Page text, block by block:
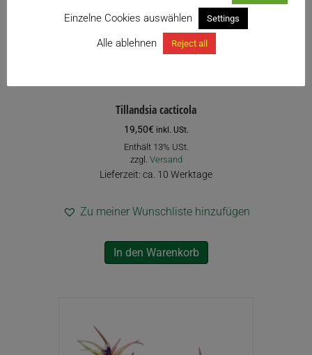
Tillandsia cacticola
19,50€ inkl. USt.
Enthält 13% USt.
zzgl. Versand
Lieferzeit: ca. 10 Werktage
Zu meiner Wunschliste hinzufügen
In den Warenkorb
Einzelne Cookies auswählen Settings
Alle ablehnen Reject all